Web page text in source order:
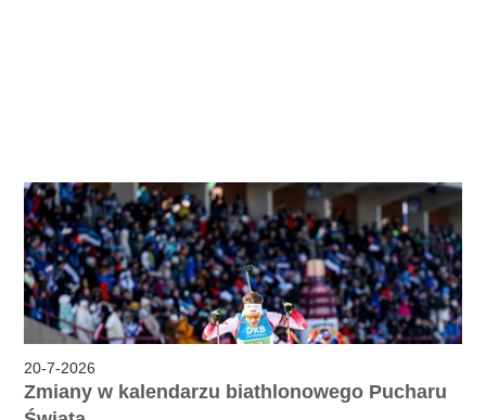
20-7-2026
Zmiany w kalendarzu biathlonowego Pucharu